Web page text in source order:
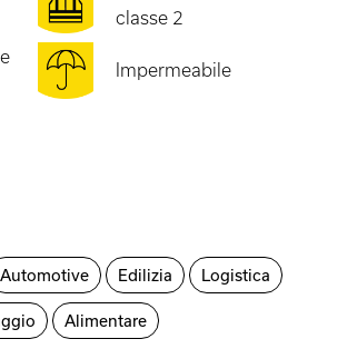
classe 2
Impermeabile
Automotive Edilizia Logistica
Alimentare